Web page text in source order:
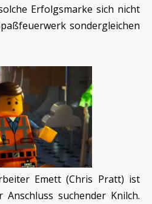
Erfolgsmarke sich nicht
sondergleichen
Emett (Chris Pratt) ist
suchender Knilch.